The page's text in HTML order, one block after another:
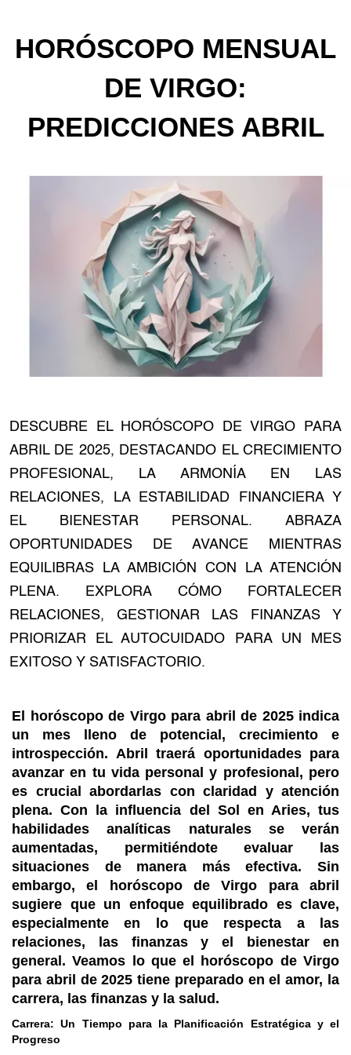
HORÓSCOPO MENSUAL
DE VIRGO:
PREDICCIONES ABRIL
DESCUBRE EL HORÓSCOPO DE VIRGO PARA
ABRIL DE 2025, DESTACANDO EL CRECIMIENTO
PROFESIONAL, LA ARMONÍA EN LAS
RELACIONES, LA ESTABILIDAD FINANCIERA Y
EL BIENESTAR PERSONAL. ABRAZA
OPORTUNIDADES DE AVANCE MIENTRAS
EQUILIBRAS LA AMBICIÓN CON LA ATENCIÓN
PLENA. EXPLORA CÓMO FORTALECER
RELACIONES, GESTIONAR LAS FINANZAS Y
PRIORIZAR EL AUTOCUIDADO PARA UN MES
EXITOSO Y SATISFACTORIO.
El horóscopo de Virgo para abril de 2025 indica
un mes lleno de potencial, crecimiento e
introspección. Abril traerá oportunidades para
avanzar en tu vida personal y profesional, pero
es crucial abordarlas con claridad y atención
plena. Con la influencia del Sol en Aries, tus
habilidades analíticas naturales se verán
aumentadas, permitiéndote evaluar las
situaciones de manera más efectiva. Sin
embargo, el horóscopo de Virgo para abril
sugiere que un enfoque equilibrado es clave,
especialmente en lo que respecta a las
relaciones, las finanzas y el bienestar en
general. Veamos lo que el horóscopo de Virgo
para abril de 2025 tiene preparado en el amor, la
carrera, las finanzas y la salud.
Carrera: Un Tiempo para la Planificación Estratégica y el
Progreso